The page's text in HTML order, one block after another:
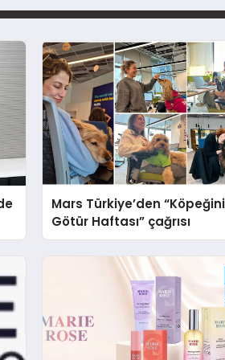
Mars Türkiye’den
Götür Haftası” çağrısı